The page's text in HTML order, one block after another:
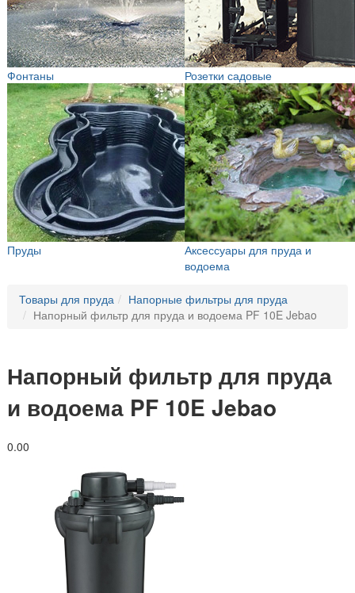
Фонтаны Розетки садовые
Пруды
Аксессуары для пруда и
водоема
Товары для пруда
Напорные фильтры для пруда
Напорный фильтр для пруда и водоема PF 10E Jebao
Напорный фильтр для пруда
и водоема PF 10E Jebao
0.00